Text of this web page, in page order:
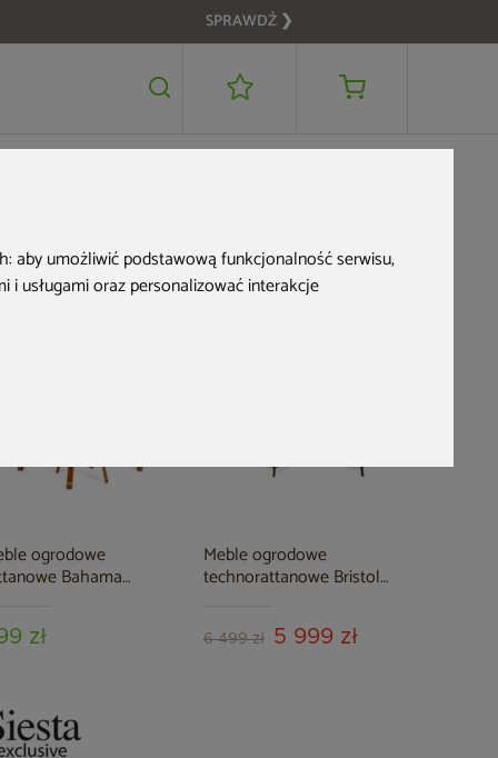
aby umożliwić podstawową funkcjonalność serwisu,
i usługami oraz personalizować interakcje
SPRAWDŹ ❯
2 129 zł DODAJ DO KOSZYKA
ogrodowe
Bahama
zł
Meble ogrodowe
technorattanowe Bristol
Melange 6+1
6 499 zł 5 999 zł